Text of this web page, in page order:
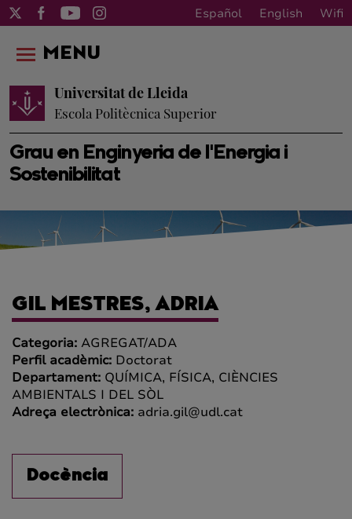
Español English Wifi
Grau en Enginyeria de l'Energia i
Sostenibilitat
Universitat de Lleida
Escola Politècnica Superior
MENU
GIL MESTRES, ADRIA
Categoria: AGREGAT/ADA
Perfil acadèmic: Doctorat
Departament: QUÍMICA, FÍSICA, CIÈNCIES
AMBIENTALS I DEL SÒL
Adreça electrònica: adria.gil@udl.cat
Docència